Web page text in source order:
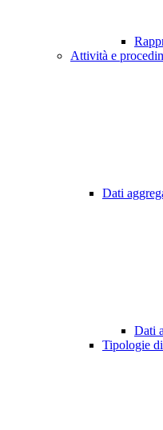
Attività e
Dati
Dati
Tipologie